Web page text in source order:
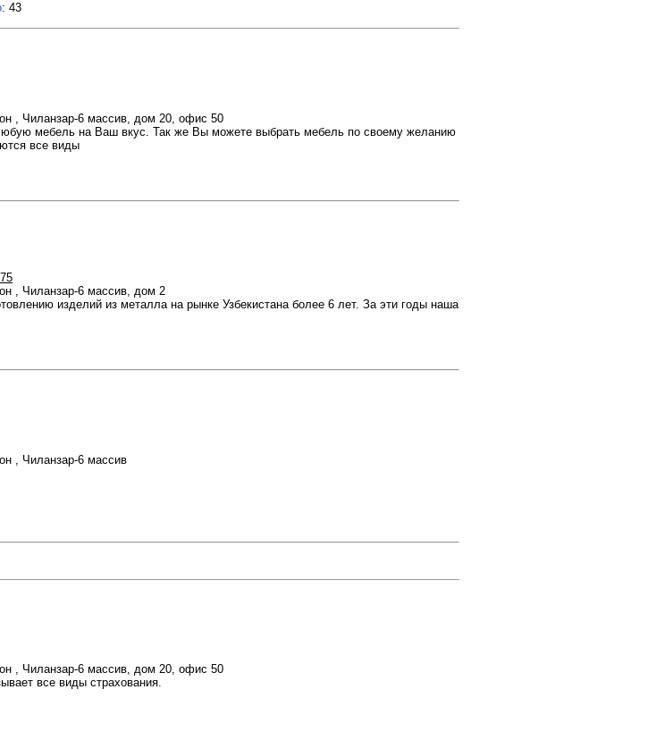
: 43
, Чиланзар-6 массив, дом 20, офис 50
мебель на Ваш вкус. Так же Вы можете выбрать мебель по своему желанию
все виды
, Чиланзар-6 массив, дом 2
изделий из металла на рынке Узбекистана более 6 лет. За эти годы наша
, Чиланзар-6 массив
, Чиланзар-6 массив, дом 20, офис 50
все виды страхования.